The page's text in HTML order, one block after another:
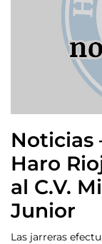
Noticias
Haro
al C.V.
Junior
Las jarreras